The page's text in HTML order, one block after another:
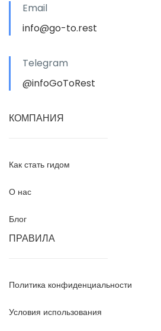
Email
info@go-to.rest
Telegram
@infoGoToRest
КОМПАНИЯ
Как стать гидом
О нас
Блог
ПРАВИЛА
Политика конфиденциальности
Условия использования